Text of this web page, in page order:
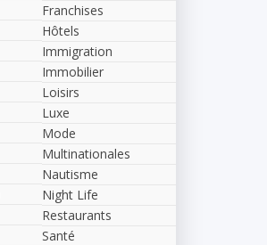
Franchises
Hôtels
Immigration
Immobilier
Loisirs
Luxe
Mode
Multinationales
Nautisme
Night Life
Restaurants
Santé